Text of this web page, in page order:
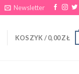
Newsletter
KOSZYK /0,00ZŁ